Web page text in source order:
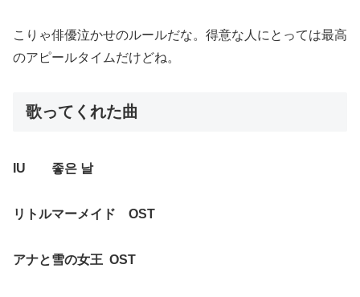
こりゃ俳優泣かせのルールだな。得意な人にとっては最高
のアピールタイムだけどね。
歌ってくれた曲
IU 좋은 날
リトルマーメイド OST
アナと雪の女王 OST